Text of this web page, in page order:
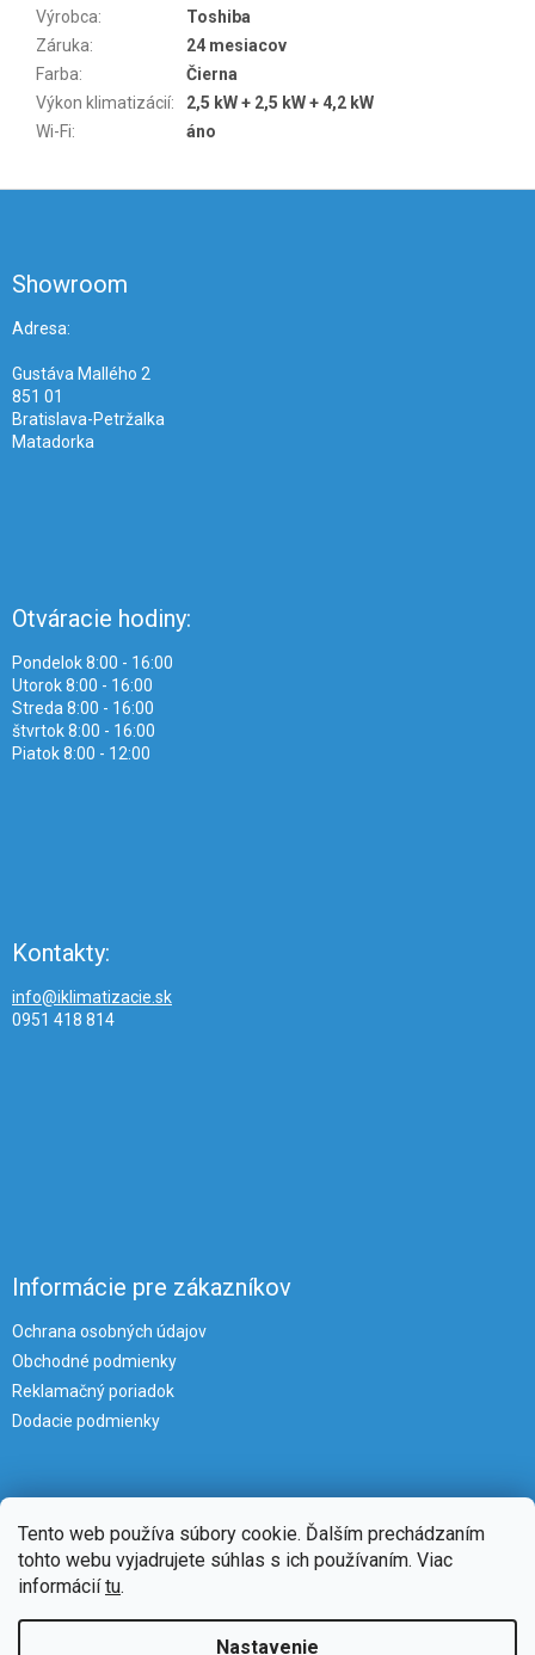
Tento web používa súbory cookie. Ďalším prechádzaním
tohto webu vyjadrujete súhlas s ich používaním. Viac
informáciítu.
Nastavenie
Výrobca:
Toshiba
Záruka:
24 mesiacov
Farba:
Čierna
Výkon klimatizácií:
2,5 kW + 2,5 kW + 4,2 kW
Wi-Fi: áno
Showroom
Adresa:
Gustáva Mallého 2
851 01
Bratislava-Petržalka
Matadorka
Otváracie hodiny:
Pondelok 8:00 - 16:00
Utorok 8:00 - 16:00
Streda 8:00 - 16:00
štvrtok 8:00 - 16:00
Piatok 8:00 - 12:00
Kontakty:
info@iklimatizacie.sk
0951 418 814
Informácie pre zákazníkov
Ochrana osobných údajov
Obchodné podmienky
Reklamačný poriadok
Dodacie podmienky